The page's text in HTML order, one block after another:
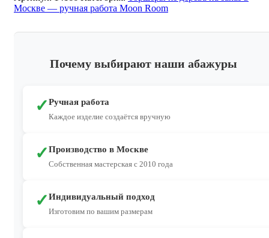
Москве — ручная работа Moon Room
Почему выбирают наши абажуры
✓Ручная работа
Каждое изделие создаётся вручную
✓Производство в Москве
Собственная мастерская с 2010 года
✓Индивидуальный подход
Изготовим по вашим размерам